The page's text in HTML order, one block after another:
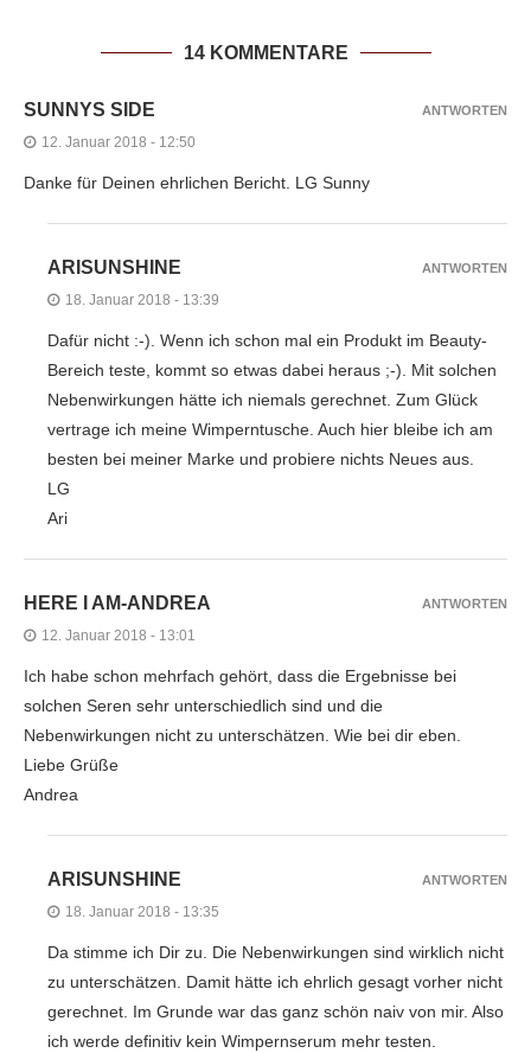
14 KOMMENTARE
SUNNYS SIDE
12. Januar 2018 - 12:50
Danke für Deinen ehrlichen Bericht. LG Sunny
ANTWORTEN
ARISUNSHINE
18. Januar 2018 - 13:39
Dafür nicht :-). Wenn ich schon mal ein Produkt im Beauty-
Bereich teste, kommt so etwas dabei heraus ;-). Mit solchen
Nebenwirkungen hätte ich niemals gerechnet. Zum Glück
vertrage ich meine Wimperntusche. Auch hier bleibe ich am
besten bei meiner Marke und probiere nichts Neues aus.
LG
Ari
ANTWORTEN
HERE I AM-ANDREA
12. Januar 2018 - 13:01
Ich habe schon mehrfach gehört, dass die Ergebnisse bei
solchen Seren sehr unterschiedlich sind und die
Nebenwirkungen nicht zu unterschätzen. Wie bei dir eben.
Liebe Grüße
Andrea
ANTWORTEN
ARISUNSHINE
18. Januar 2018 - 13:35
Da stimme ich Dir zu. Die Nebenwirkungen sind wirklich nicht
zu unterschätzen. Damit hätte ich ehrlich gesagt vorher nicht
gerechnet. Im Grunde war das ganz schön naiv von mir. Also
ich werde definitiv kein Wimpernserum mehr testen.
ANTWORTEN